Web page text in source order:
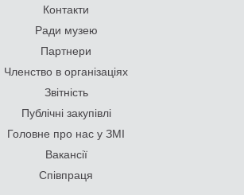
Контакти
Ради музею
Партнери
Членство в організаціях
Звітність
Публічні закупівлі
Головне про нас у ЗМІ
Вакансії
Співпраця